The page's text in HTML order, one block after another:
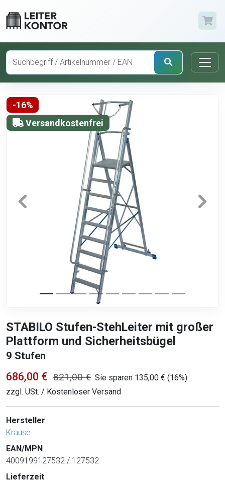
-16%
Versandkostenfrei
STABILO Stufen-StehLeiter mit großer
Plattform und Sicherheitsbügel
9 Stufen
686,00 € 821,00 € Sie sparen 135,00 € (16%)
zzgl. USt. / Kostenloser Versand
Hersteller
Krause
EAN/MPN
4009199127532 / 127532
Lieferzeit